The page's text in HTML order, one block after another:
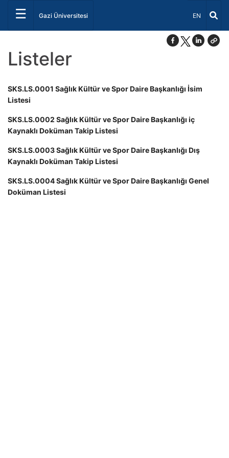
☰ Gazi Üniversitesi Dil Seçiniz
EN
Listeler
SKS.LS.0001 Sağlık Kültür ve Spor Daire Başkanlığı İsim
Listesi
SKS.LS.0002 Sağlık Kültür ve Spor Daire Başkanlığı iç
Kaynaklı Doküman Takip Listesi
SKS.LS.0003 Sağlık Kültür ve Spor Daire Başkanlığı Dış
Kaynaklı Doküman Takip Listesi
SKS.LS.0004 Sağlık Kültür ve Spor Daire Başkanlığı Genel
Doküman Listesi